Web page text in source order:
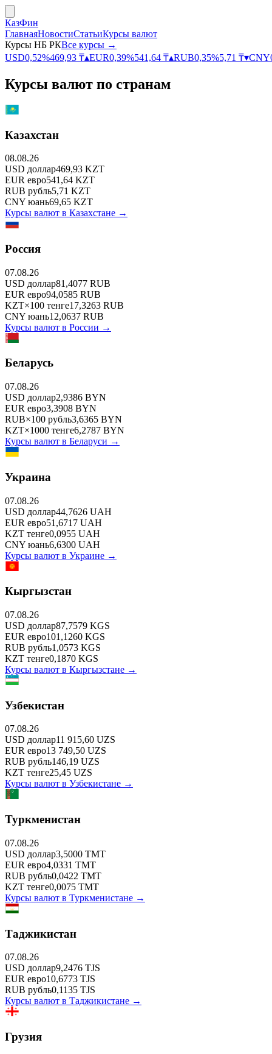
КазФин
ГлавнаяНовостиСтатьиКурсы валют
Курсы НБ РКВсе курсы →
USD0,52%469,93 ₸▴EUR0,39%541,64 ₸▴RUB0,35%5,71 ₸▾CNY
Курсы валют по странам
Казахстан
08.08.26
USD доллар469,93 KZT
EUR евро541,64 KZT
RUB рубль5,71 KZT
CNY юань69,65 KZT
Курсы валют в Казахстане →
Россия
07.08.26
USD доллар81,4077 RUB
EUR евро94,0585 RUB
KZT×100 тенге17,3263 RUB
CNY юань12,0637 RUB
Курсы валют в России →
Беларусь
07.08.26
USD доллар2,9386 BYN
EUR евро3,3908 BYN
RUB×100 рубль3,6365 BYN
KZT×1000 тенге6,2787 BYN
Курсы валют в Беларуси →
Украина
07.08.26
USD доллар44,7626 UAH
EUR евро51,6717 UAH
KZT тенге0,0955 UAH
CNY юань6,6300 UAH
Курсы валют в Украине →
Кыргызстан
07.08.26
USD доллар87,7579 KGS
EUR евро101,1260 KGS
RUB рубль1,0573 KGS
KZT тенге0,1870 KGS
Курсы валют в Кыргызстане →
Узбекистан
07.08.26
USD доллар11 915,60 UZS
EUR евро13 749,50 UZS
RUB рубль146,19 UZS
KZT тенге25,45 UZS
Курсы валют в Узбекистане →
Туркменистан
07.08.26
USD доллар3,5000 TMT
EUR евро4,0331 TMT
RUB рубль0,0422 TMT
KZT тенге0,0075 TMT
Курсы валют в Туркменистане →
Таджикистан
07.08.26
USD доллар9,2476 TJS
EUR евро10,6773 TJS
RUB рубль0,1135 TJS
Курсы валют в Таджикистане →
Грузия